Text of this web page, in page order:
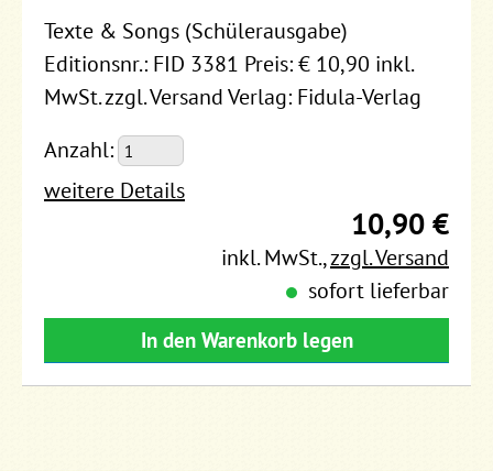
Texte & Songs (Schülerausgabe)
Editionsnr.: FID 3381 Preis: € 10,90 inkl.
MwSt. zzgl. Versand Verlag: Fidula-Verlag
Anzahl:
weitere Details
10,90 €
inkl. MwSt.,zzgl. Versand
sofort lieferbar
In den Warenkorb legen